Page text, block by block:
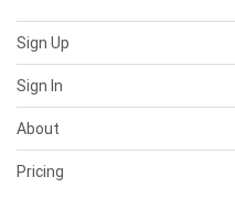
Sign Up
Sign In
About
Pricing